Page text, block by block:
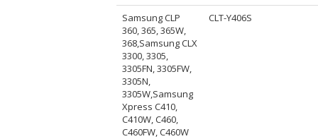
Samsung CLP
360, 365, 365W,
368,Samsung CLX
3300, 3305,
3305FN, 3305FW,
3305N,
3305W,Samsung
Xpress C410,
C410W, C460,
C460FW, C460W
CLT-Y406S